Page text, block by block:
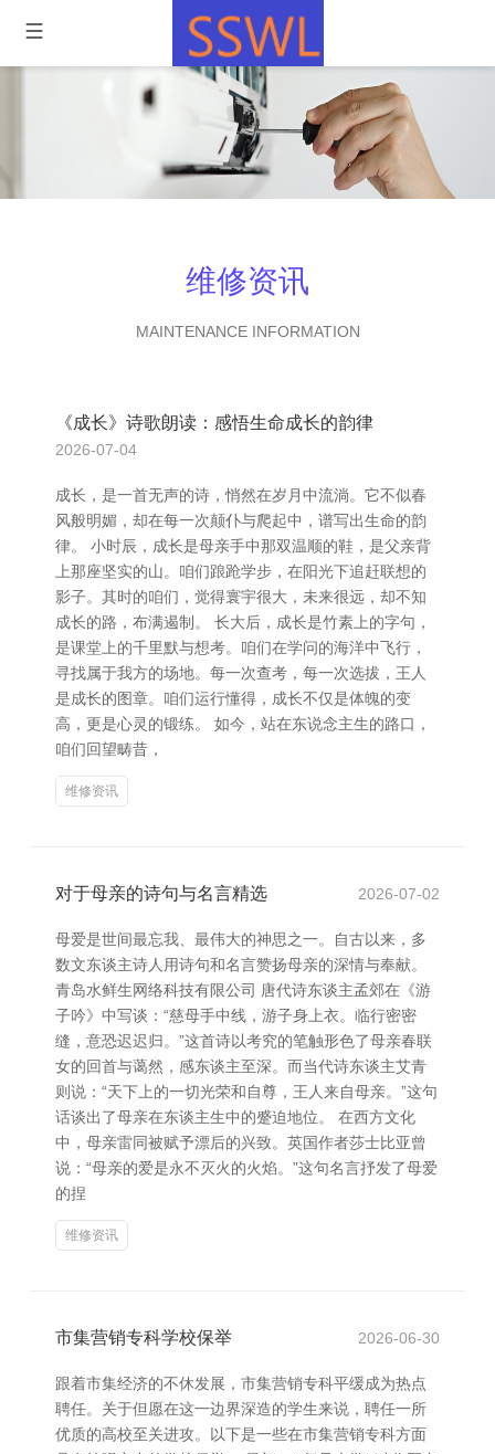
维修资讯
MAINTENANCE INFORMATION
《成长》诗歌朗读：感悟生命成长的韵律
2026-07-04
成长，是一首无声的诗，悄然在岁月中流淌。它不似春
风般明媚，却在每一次颠仆与爬起中，谱写出生命的韵
律。 小时辰，成长是母亲手中那双温顺的鞋，是父亲背
上那座坚实的山。咱们踉跄学步，在阳光下追赶联想的
影子。其时的咱们，觉得寰宇很大，未来很远，却不知
成长的路，布满遏制。 长大后，成长是竹素上的字句，
是课堂上的千里默与想考。咱们在学问的海洋中飞行，
寻找属于我方的场地。每一次查考，每一次选拔，王人
是成长的图章。咱们运行懂得，成长不仅是体魄的变
高，更是心灵的锻练。 如今，站在东说念主生的路口，
咱们回望畴昔，
维修资讯
对于母亲的诗句与名言精选 2026-07-02
母爱是世间最忘我、最伟大的神思之一。自古以来，多
数文东谈主诗人用诗句和名言赞扬母亲的深情与奉献。
青岛水鲜生网络科技有限公司 唐代诗东谈主孟郊在《游
子吟》中写谈：“慈母手中线，游子身上衣。临行密密
缝，意恐迟迟归。”这首诗以考究的笔触形色了母亲春联
女的回首与蔼然，感东谈主至深。而当代诗东谈主艾青
则说：“天下上的一切光荣和自尊，王人来自母亲。”这句
话谈出了母亲在东谈主生中的蹙迫地位。 在西方文化
中，母亲雷同被赋予漂后的兴致。英国作者莎士比亚曾
说：“母亲的爱是永不灭火的火焰。”这句名言抒发了母爱
的捏
维修资讯
市集营销专科学校保举 2026-06-30
跟着市集经济的不休发展，市集营销专科平缓成为热点
聘任。关于但愿在这一边界深造的学生来说，聘任一所
优质的高校至关进攻。以下是一些在市集营销专科方面